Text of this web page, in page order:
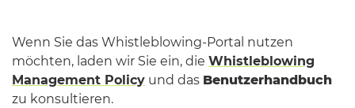
Wenn Sie das Whistleblowing-Portal nutzen
möchten, laden wir Sie ein, die Whistleblowing
Management Policy und das Benutzerhandbuch
zu konsultieren.